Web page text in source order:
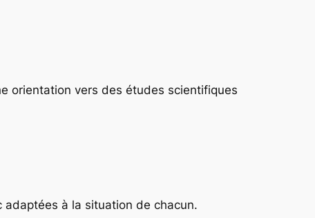
orientation vers des études scientifiques
adaptées à la situation de chacun.